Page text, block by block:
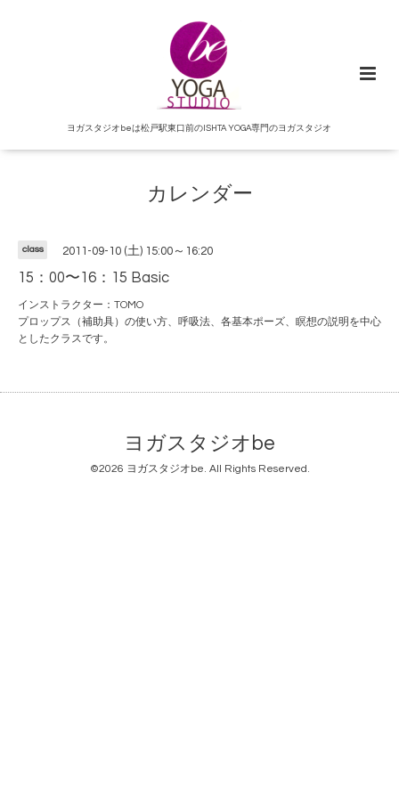
ヨガスタジオbeは松戸駅東口前のISHTA YOGA専門のヨガスタジオ
カレンダー
class 2011-09-10 (土) 15:00～16:20
15：00〜16：15 Basic
インストラクター：TOMO
プロップス（補助具）の使い方、呼吸法、各基本ポーズ、瞑想の説明を中心
としたクラスです。
ヨガスタジオbe
©2026 ヨガスタジオbe. All Rights Reserved.